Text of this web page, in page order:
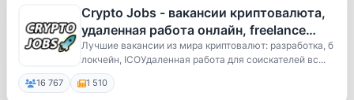
Crypto Jobs - вакансии криптовалюта,
удаленная работа онлайн, freelance
блокчейн, online удаленка, а
Лучшие вакансии из мира криптовалют: разработка, б
локчейн, ICOУдаленная работа для соискателей вс...
16 767 1 510